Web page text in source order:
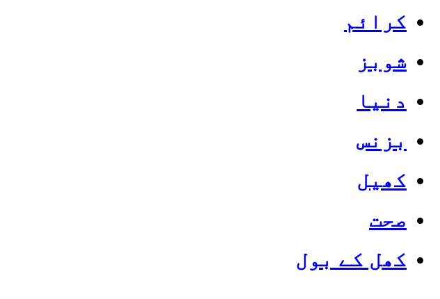
کرائم
شوبز
دنیا
بزنس
کھیل
صحت
کھل کے بول